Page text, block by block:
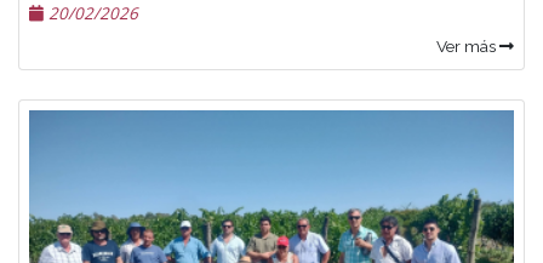
20/02/2026
Ver más